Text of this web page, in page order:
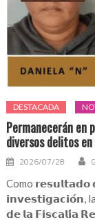
DESTACADA
Permanecerán en
diversos delitos
2026/07/28
Como
𝗶𝗻𝘃𝗲𝘀𝘁𝗶𝗴𝗮𝗰𝗶𝗼́𝗻,
𝗱𝗲 𝗹𝗮 𝗙𝗶𝘀𝗰𝗮𝗹𝗶́𝗮